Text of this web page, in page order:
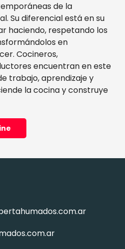
de la
Su diferencial está en su
haciendo, respetando los
en
Cocineros,
encuentran en este
trabajo, aprendizaje y
la cocina y construye